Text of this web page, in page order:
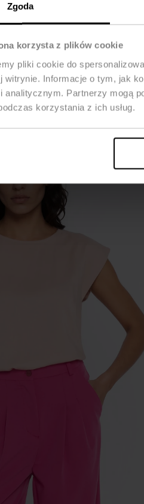
Zgoda
korzysta z plików cookie
pliki cookie do
witrynie. Informacje o tym, jak
analitycznym. Partnerzy mogą
korzystania z ich usług.